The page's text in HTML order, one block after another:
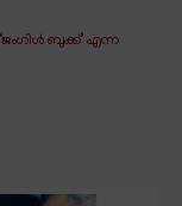
ബുക്ക്’ എന്ന